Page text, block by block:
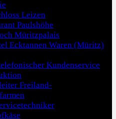
Leizen
Paulshöhe
Müritzpalais
Ecktannen Waren (Müritz)
Kundenservice
Freiland-